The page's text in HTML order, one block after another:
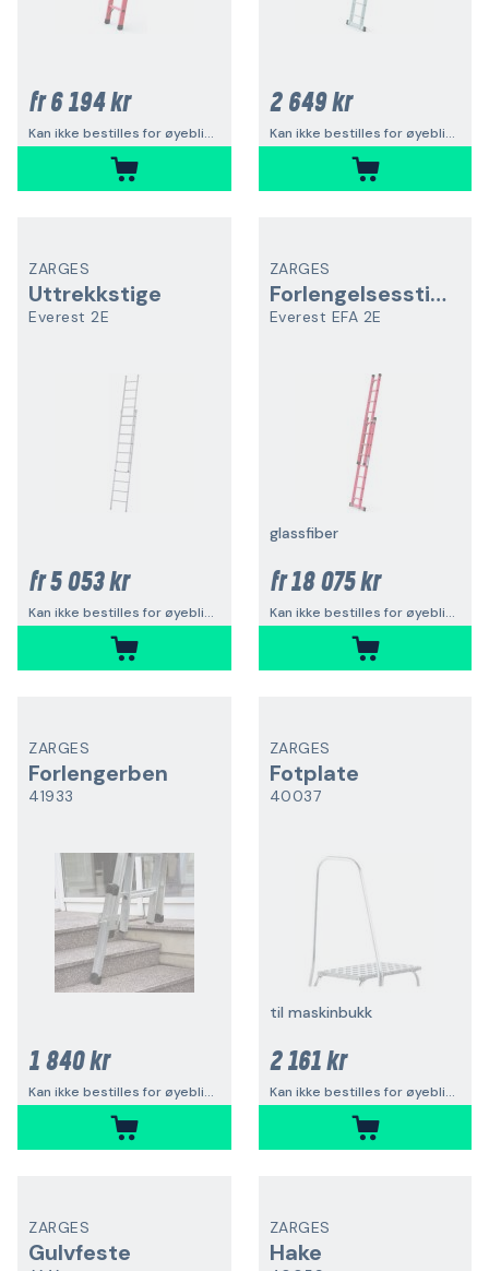
fr6 194 kr
Kan ikke bestilles for øyeblikket
2 649 kr
Kan ikke bestilles for øyeblikket
ZARGES
Uttrekkstige
Everest 2E
fr5 053 kr
Kan ikke bestilles for øyeblikket
ZARGES
Forlengelsesstige
Everest EFA 2E
glassfiber
fr18 075 kr
Kan ikke bestilles for øyeblikket
ZARGES
Forlengerben
41933
1 840 kr
Kan ikke bestilles for øyeblikket
ZARGES
Fotplate
40037
til maskinbukk
2 161 kr
Kan ikke bestilles for øyeblikket
ZARGES
Gulvfeste
ZARGES
Hake